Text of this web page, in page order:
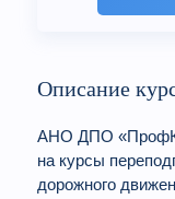
Описание
АНО ДПО
на курсы
дорожного